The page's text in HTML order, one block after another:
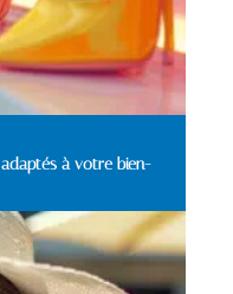
à votre bien-